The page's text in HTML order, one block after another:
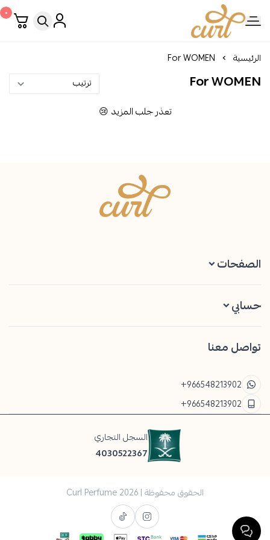
Curl Perfume
٠
الرئيسية For WOMEN
For WOMEN
تعذر جلب المزيد 😢
Curl Perfume
الصفحات
حسابي
تواصل معنا
+966548213902
+966548213902
السجل التجاري
4030522367
الحقوق محفوظة | 2026 Curl Perfume